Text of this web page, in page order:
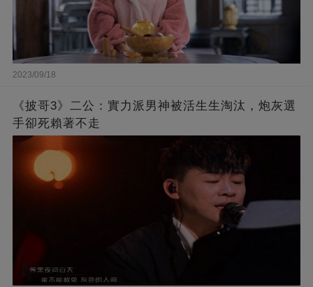
2023/09/18
《披哥3》二公：實力派男神被活生生淘汰，炮灰選
手卻死賴著不走